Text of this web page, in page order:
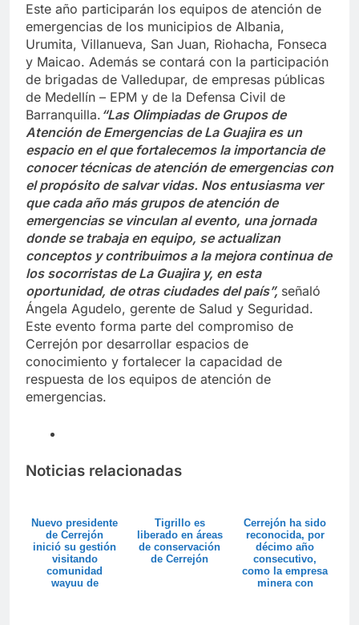
Este año participarán los equipos de atención de
emergencias de los municipios de Albania,
Urumita, Villanueva, San Juan, Riohacha, Fonseca
y Maicao. Además se contará con la participación
de brigadas de Valledupar, de empresas públicas
de Medellín – EPM y de la Defensa Civil de
Barranquilla. “Las Olimpiadas de Grupos de
Atención de Emergencias de La Guajira es un
espacio en el que fortalecemos la importancia de
conocer técnicas de atención de emergencias con
el propósito de salvar vidas. Nos entusiasma ver
que cada año más grupos de atención de
emergencias se vinculan al evento, una jornada
donde se trabaja en equipo, se actualizan
conceptos y contribuimos a la mejora continua de
los socorristas de La Guajira y, en esta
oportunidad, de otras ciudades del país”, señaló
Ángela Agudelo, gerente de Salud y Seguridad.
Este evento forma parte del compromiso de
Cerrejón por desarrollar espacios de
conocimiento y fortalecer la capacidad de
respuesta de los equipos de atención de
emergencias.
Noticias relacionadas
Nuevo presidente
de Cerrejón
inició su gestión
visitando
comunidad
wayuu de
Tigrillo es
liberado en áreas
de conservación
de Cerrejón
Cerrejón ha sido
reconocida, por
décimo año
consecutivo,
como la empresa
minera con